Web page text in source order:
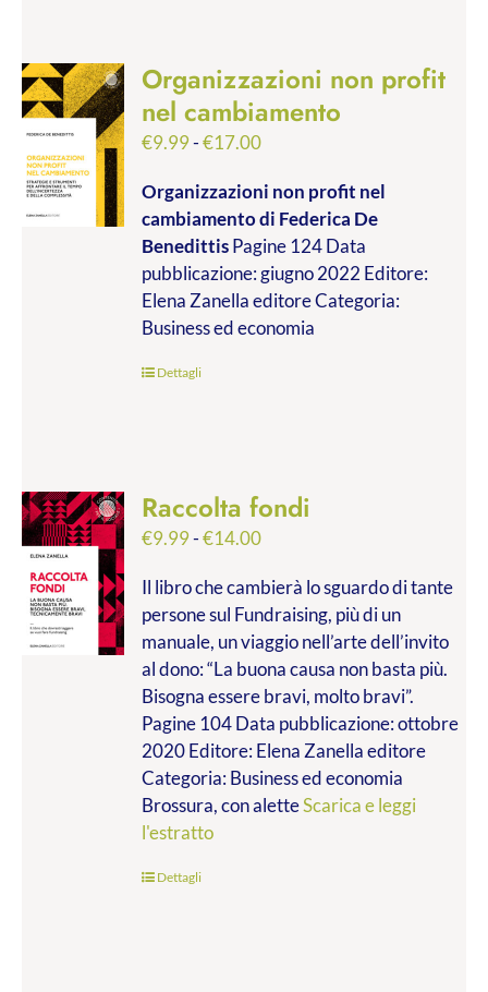
Organizzazioni non profit
nel cambiamento
€9.99-€17.00Fascia
prezzo:
da
€9.99
a
€17.00
Organizzazioni non profit nel
cambiamentodi Federica De
BenedittisPagine 124 Data
pubblicazione: giugno 2022 Editore:
Elena Zanella editore Categoria:
Business ed economia
Dettagli
Raccolta fondi
€9.99-€14.00Fascia
prezzo:
da
€9.99
a
€14.00
Il libro che cambierà lo sguardo di tante
persone sul Fundraising, più di un
manuale, un viaggio nell’arte dell’invito
al dono: “La buona causa non basta più.
Bisogna essere bravi, molto bravi”.
Pagine 104 Data pubblicazione: ottobre
2020 Editore: Elena Zanella editore
Categoria: Business ed economia
Brossura, con aletteScarica e leggi
l'estratto
Dettagli